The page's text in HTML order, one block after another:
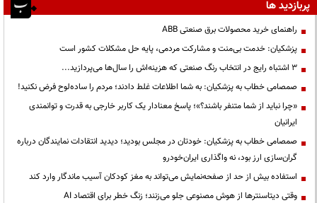
پربازدید ها
راهنمای خرید محصولات برق صنعتی ABB
پزشکیان: خدمت بی‌منت و مشارکت مردمی، پایه حل مشکلات کشور است
3 اشتباه رایج در انتخاب رنگ صنعتی که هزینه‌اش را سال‌ها می‌پردازید...
صمصامی خطاب به پزشکیان: به شما اطلاعات غلط دادند؛ مردم را ساده‌لوح فرض نکنید!
«چرا نباید از شما متنفر باشند؟»؛ پاسخ معنادار یک کاربر خارجی به قدرت و توانمندی
ایرانیان
صمصامی خطاب به پزشکیان: خودتان در مجلس بودید؛ دیدید انتقادات نمایندگان درباره
گران‌سازی ارز بود، نه واگذاری ایران‌خودرو
استفاده بیش از حد از صفحه‌نمایش می‌تواند به مغز کودکان آسیب ماندگار وارد کند
وقتی دیتاسنترها از هوش مصنوعی جلو می‌زنند؛ زنگ خطر برای اقتصاد AI